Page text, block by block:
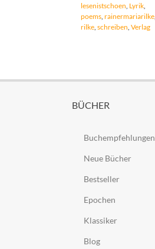
lesenistschoen Lyrik
poems rainermariarilke
rilke schreiben Verlag
BÜCHER
Buchempfehlungen
Neue Bücher
Bestseller
Epochen
Klassiker
Blog